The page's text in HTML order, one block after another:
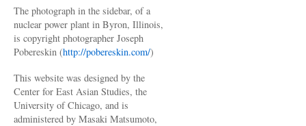
The photograph in the sidebar, of a
nuclear power plant in Byron, Illinois,
is copyright photographer Joseph
Pobereskin (http://pobereskin.com/)
This website was designed by the
Center for East Asian Studies, the
University of Chicago, and is
administered by Masaki Matsumoto,